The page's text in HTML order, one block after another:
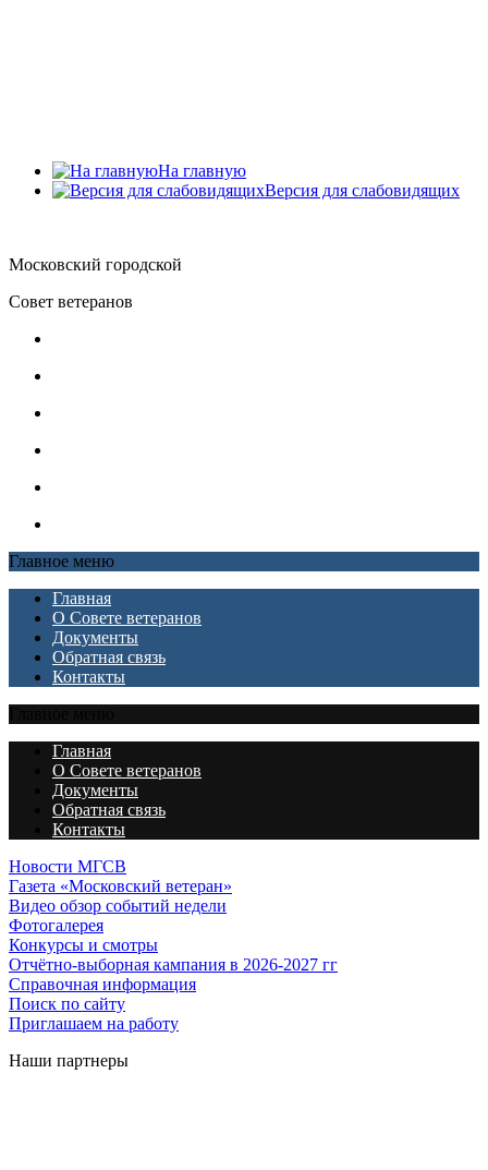
На главную
Версия для слабовидящих
Московский городской
Совет ветеранов
Главное меню
Главная
О Совете ветеранов
Документы
Обратная связь
Контакты
Главная
О Совете ветеранов
Документы
Обратная связь
Контакты
Новости МГСВ
Газета «Московский ветеран»
Видео обзор событий недели
Фотогалерея
Конкурсы и смотры
Отчётно-выборная кампания в 2026-2027 гг
Справочная информация
Поиск по сайту
Приглашаем на работу
Наши партнеры